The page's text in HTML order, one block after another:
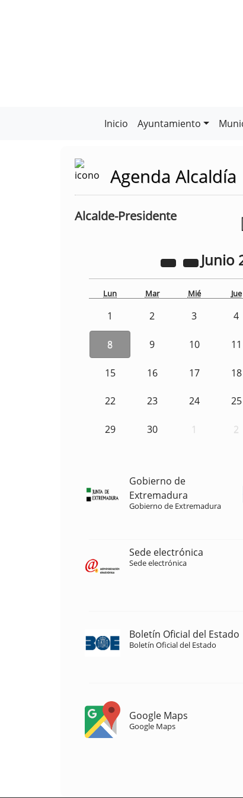
Inicio Ayuntamiento
Agenda Alcaldía
Alcalde-Presidente
Junio
Lun Mar Mié Jue
1 2 3 4
8 9 10 11
15 16 17 18
22 23 24 25
29 30 1 2
Gobierno de
Extremadura
Gobierno de Extremadura
Sede electrónica
Sede electrónica
Boletín Oficial del Estado
Boletín Oficial del Estado
Google Maps
Google Maps